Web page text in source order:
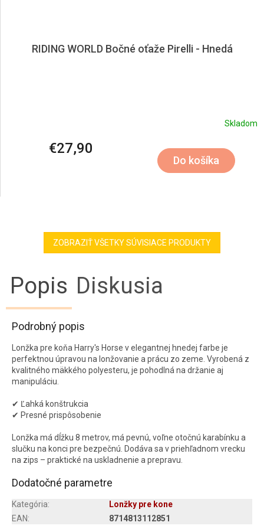
RIDING WORLD Bočné oťaže Pirelli - Hnedá
Skladom
€27,90
Do košíka
ZOBRAZIŤ VŠETKY SÚVISIACE PRODUKTY
Popis Diskusia
Podrobný popis
Lonžka pre koňa Harry's Horse v elegantnej hnedej farbe je
perfektnou úpravou na lonžovanie a prácu zo zeme. Vyrobená z
kvalitného mäkkého polyesteru, je pohodlná na držanie aj
manipuláciu.
✔ Ľahká konštrukcia
✔ Presné prispôsobenie
Lonžka má dĺžku 8 metrov, má pevnú, voľne otočnú karabínku a
slučku na konci pre bezpečnú. Dodáva sa v priehľadnom vrecku
na zips – praktické na uskladnenie a prepravu.
Dodatočné parametre
Kategória:
Lonžky pre kone
EAN: 8714813112851